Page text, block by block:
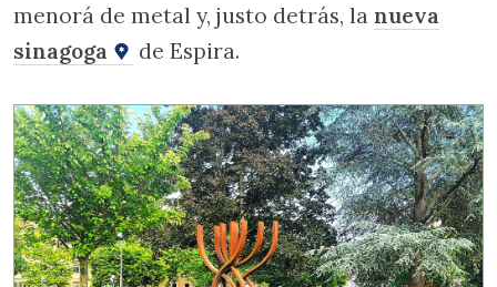
menorá de metal y, justo detrás, la nueva
sinagoga
de Espira.